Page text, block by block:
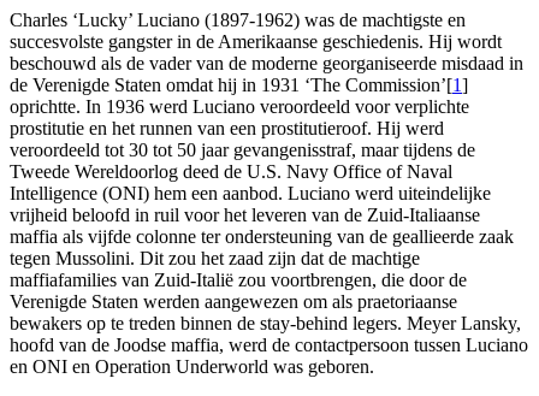
Charles ‘Lucky’ Luciano (1897-1962) was de machtigste en
succesvolste gangster in de Amerikaanse geschiedenis. Hij wordt
beschouwd als de vader van de moderne georganiseerde misdaad in
de Verenigde Staten omdat hij in 1931 ‘The Commission’[1]
oprichtte. In 1936 werd Luciano veroordeeld voor verplichte
prostitutie en het runnen van een prostitutieroof. Hij werd
veroordeeld tot 30 tot 50 jaar gevangenisstraf, maar tijdens de
Tweede Wereldoorlog deed de U.S. Navy Office of Naval
Intelligence (ONI) hem een aanbod. Luciano werd uiteindelijke
vrijheid beloofd in ruil voor het leveren van de Zuid-Italiaanse
maffia als vijfde colonne ter ondersteuning van de geallieerde zaak
tegen Mussolini. Dit zou het zaad zijn dat de machtige
maffiafamilies van Zuid-Italië zou voortbrengen, die door de
Verenigde Staten werden aangewezen om als praetoriaanse
bewakers op te treden binnen de stay-behind legers. Meyer Lansky,
hoofd van de Joodse maffia, werd de contactpersoon tussen Luciano
en ONI en Operation Underworld was geboren.